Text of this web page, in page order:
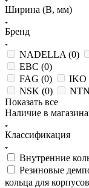
Ширина (B, мм)
Бренд
NADELLA (0)
EBC (0)
FAG (0) IKO
NSK (0)
Показать все
Наличие в
Классификация
Внутренние
Резиновые
кольца для